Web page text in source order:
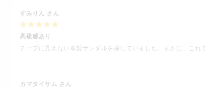
すみりん さん
高級感あり
チープに見えない革製サンダルを探していました。まさに、これ
カマタイサム さん